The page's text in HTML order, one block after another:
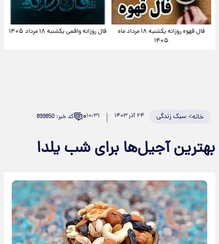
فال قهوه روزانه یکشنبه ۱۸ مرداد ماه
۱۴۰۵
فال روزانه واقعی یکشنبه ۱۸ مرداد ۱۴۰۵
خانه>سبک زندگی ۲۴ آذر ۱۴۰۳ ۱۰:۳۱۰ کد خبر: 899850
بهترین آجیل‌ها برای شب یلدا